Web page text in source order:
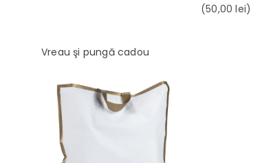
(50,00 lei)
Vreau şi pungă cadou